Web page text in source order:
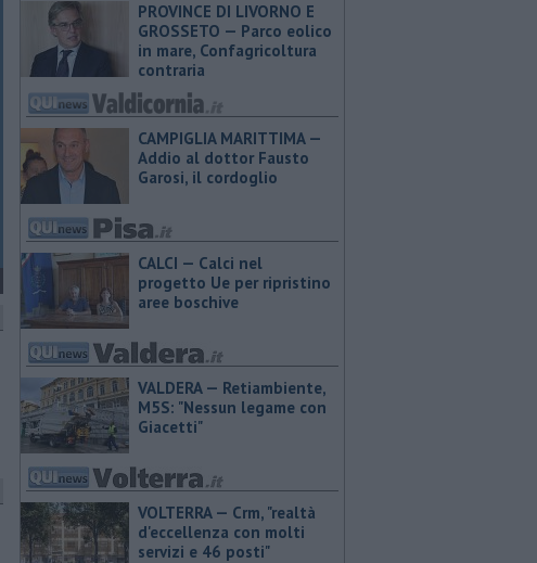
PROVINCE DI LIVORNO E
GROSSETO — Parco eolico
in mare, Confagricoltura
contraria
CAMPIGLIA MARITTIMA —
Addio al dottor Fausto
Garosi, il cordoglio
CALCI — Calci nel
progetto Ue per ripristino
aree boschive
VALDERA — Retiambiente,
M5S: "Nessun legame con
Giacetti"
VOLTERRA — Crm, "realtà
d'eccellenza con molti
servizi e 46 posti"